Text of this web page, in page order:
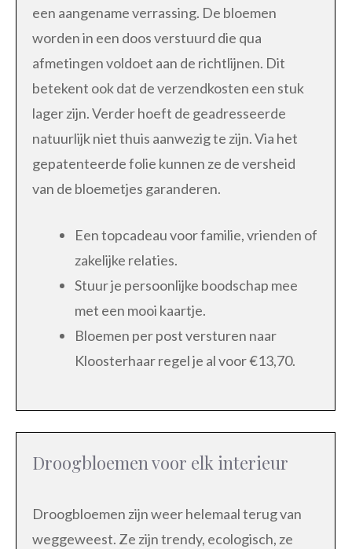
een aangename verrassing. De bloemen
worden in een doos verstuurd die qua
afmetingen voldoet aan de richtlijnen. Dit
betekent ook dat de verzendkosten een stuk
lager zijn. Verder hoeft de geadresseerde
natuurlijk niet thuis aanwezig te zijn. Via het
gepatenteerde folie kunnen ze de versheid
van de bloemetjes garanderen.
Een topcadeau voor familie, vrienden of
zakelijke relaties.
Stuur je persoonlijke boodschap mee
met een mooi kaartje.
Bloemen per post versturen naar
Kloosterhaar regel je al voor €13,70.
Droogbloemen voor elk interieur
Droogbloemen zijn weer helemaal terug van
weggeweest. Ze zijn trendy, ecologisch, ze